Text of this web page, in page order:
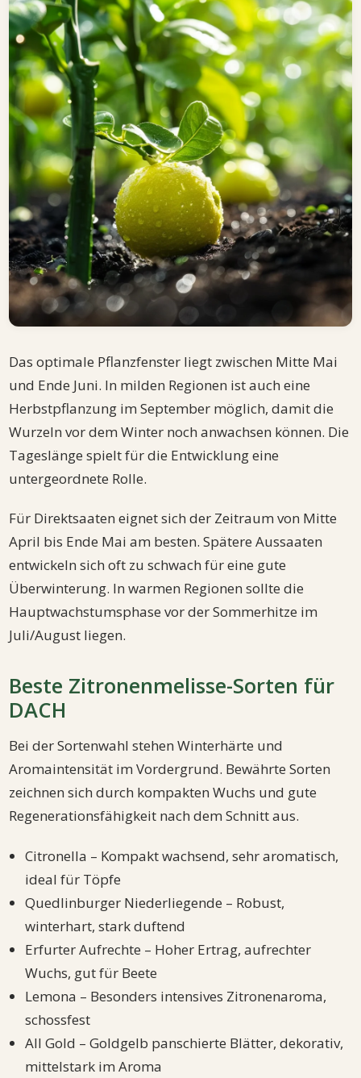
Das optimale Pflanzfenster liegt zwischen Mitte Mai
und Ende Juni. In milden Regionen ist auch eine
Herbstpflanzung im September möglich, damit die
Wurzeln vor dem Winter noch anwachsen können. Die
Tageslänge spielt für die Entwicklung eine
untergeordnete Rolle.
Für Direktsaaten eignet sich der Zeitraum von Mitte
April bis Ende Mai am besten. Spätere Aussaaten
entwickeln sich oft zu schwach für eine gute
Überwinterung. In warmen Regionen sollte die
Hauptwachstumsphase vor der Sommerhitze im
Juli/August liegen.
Beste Zitronenmelisse-Sorten für
DACH
Bei der Sortenwahl stehen Winterhärte und
Aromaintensität im Vordergrund. Bewährte Sorten
zeichnen sich durch kompakten Wuchs und gute
Regenerationsfähigkeit nach dem Schnitt aus.
Citronella – Kompakt wachsend, sehr aromatisch,
ideal für Töpfe
Quedlinburger Niederliegende – Robust,
winterhart, stark duftend
Erfurter Aufrechte – Hoher Ertrag, aufrechter
Wuchs, gut für Beete
Lemona – Besonders intensives Zitronenaroma,
schossfest
All Gold – Goldgelb panschierte Blätter, dekorativ,
mittelstark im Aroma